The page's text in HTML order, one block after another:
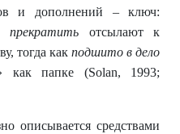
и дополнений – ключ:
прекратить отсылают к
тогда какподшито в дело
как папке (Solan, 1993;
описывается средствами